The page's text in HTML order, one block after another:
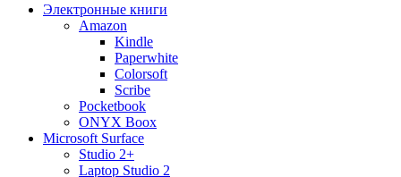
Электронные книги
Amazon
Kindle
Paperwhite
Colorsoft
Scribe
Pocketbook
ONYX Boox
Microsoft Surface
Studio 2+
Laptop Studio 2